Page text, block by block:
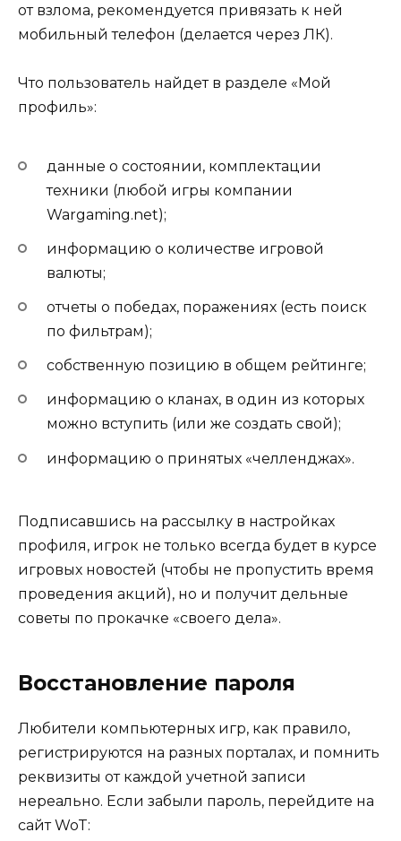
от взлома, рекомендуется привязать к ней
мобильный телефон (делается через ЛК).
Что пользователь найдет в разделе «Мой
профиль»:
данные о состоянии, комплектации
техники (любой игры компании
Wargaming.net);
информацию о количестве игровой
валюты;
отчеты о победах, поражениях (есть поиск
по фильтрам);
собственную позицию в общем рейтинге;
информацию о кланах, в один из которых
можно вступить (или же создать свой);
информацию о принятых «челленджах».
Подписавшись на рассылку в настройках
профиля, игрок не только всегда будет в курсе
игровых новостей (чтобы не пропустить время
проведения акций), но и получит дельные
советы по прокачке «своего дела».
Восстановление пароля
Любители компьютерных игр, как правило,
регистрируются на разных порталах, и помнить
реквизиты от каждой учетной записи
нереально. Если забыли пароль, перейдите на
сайт WoT: